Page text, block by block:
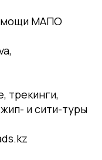
МАПО
трекинги,
и сити-туры